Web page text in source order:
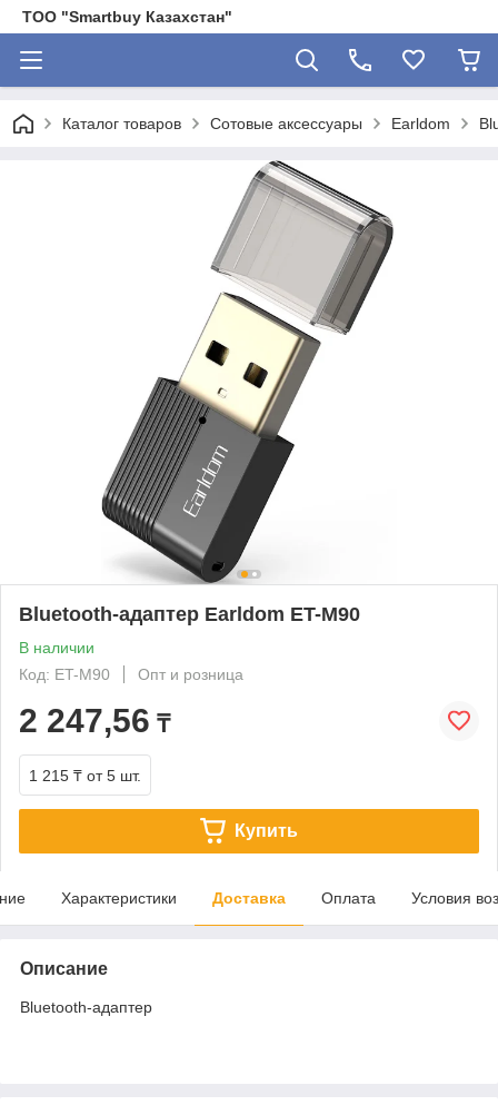
ТОО "Smartbuy Казахстан"
Каталог товаров Сотовые аксессуары Earldom
Bluetooth-адаптер Earldom ET-M90
В наличии
Код: ET-M90
Опт и розница
2 247,56 ₸
1 215 ₸ от 5 шт.
Купить
Характеристики Доставка Оплата Условия
Описание
Bluetooth-адаптер